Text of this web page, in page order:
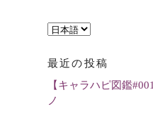
言
を
選
最近の投稿
【キャラハピ図鑑
ノ